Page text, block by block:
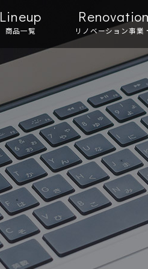
Lineup
商品一覧 リノベーション事業